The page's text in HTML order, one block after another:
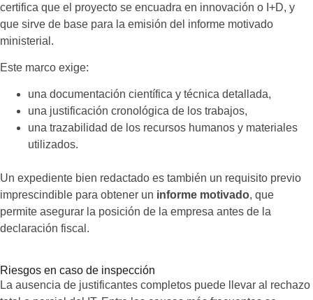
certifica que el proyecto se encuadra en innovación o I+D, y
que sirve de base para la emisión del informe motivado
ministerial.
Este marco exige:
una documentación científica y técnica detallada,
una justificación cronológica de los trabajos,
una trazabilidad de los recursos humanos y materiales
utilizados.
Un expediente bien redactado es también un requisito previo
imprescindible para obtener un informe motivado, que
permite asegurar la posición de la empresa antes de la
declaración fiscal.
Riesgos en caso de inspección
La ausencia de justificantes completos puede llevar al rechazo